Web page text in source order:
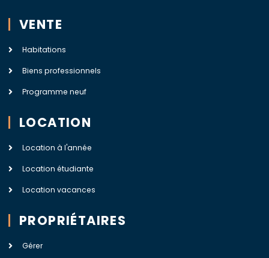
VENTE
Habitations
Biens professionnels
Programme neuf
LOCATION
Location à l'année
Location étudiante
Location vacances
PROPRIÉTAIRES
Gérer